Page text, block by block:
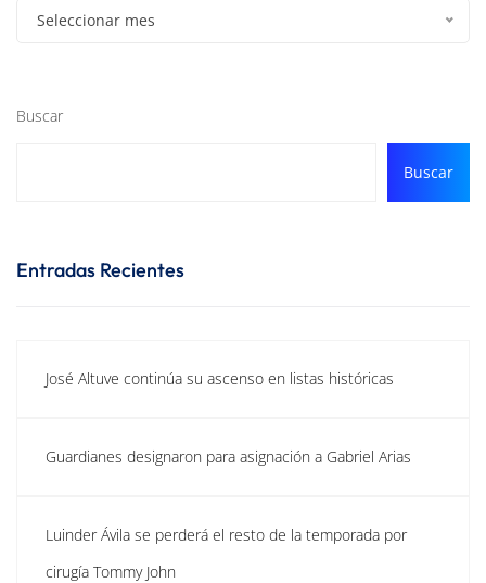
Seleccionar mes
Buscar
Buscar
Entradas Recientes
José Altuve continúa su ascenso en listas históricas
Guardianes designaron para asignación a Gabriel Arias
Luinder Ávila se perderá el resto de la temporada por
cirugía Tommy John